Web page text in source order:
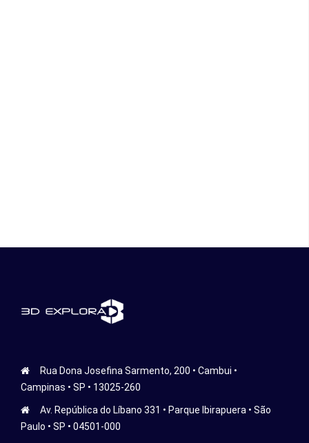
Rua Dona Josefina Sarmento, 200 • Cambui •
Campinas • SP • 13025-260
Av. República do Líbano 331 • Parque Ibirapuera • São
Paulo • SP • 04501-000